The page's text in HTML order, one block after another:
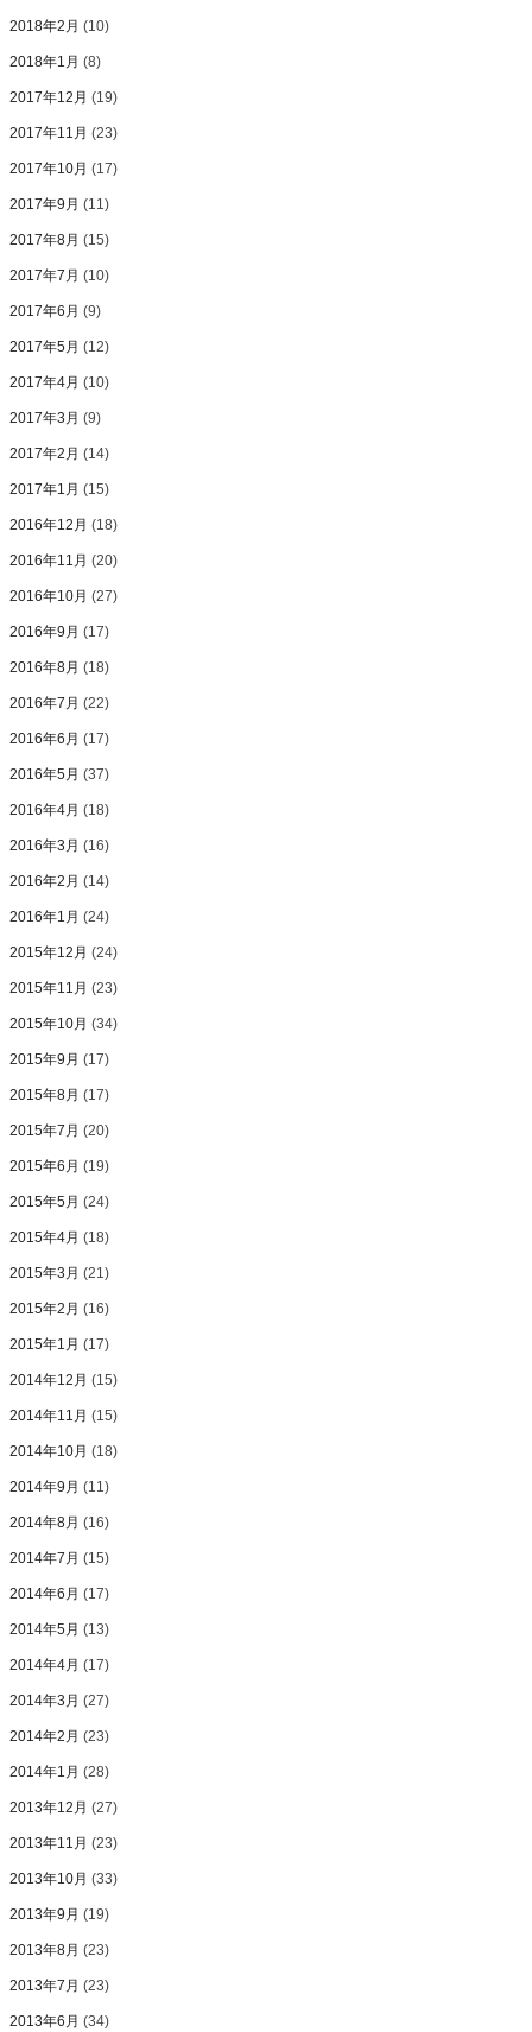
2018年2月 (10)
2018年1月 (8)
2017年12月 (19)
2017年11月 (23)
2017年10月 (17)
2017年9月 (11)
2017年8月 (15)
2017年7月 (10)
2017年6月 (9)
2017年5月 (12)
2017年4月 (10)
2017年3月 (9)
2017年2月 (14)
2017年1月 (15)
2016年12月 (18)
2016年11月 (20)
2016年10月 (27)
2016年9月 (17)
2016年8月 (18)
2016年7月 (22)
2016年6月 (17)
2016年5月 (37)
2016年4月 (18)
2016年3月 (16)
2016年2月 (14)
2016年1月 (24)
2015年12月 (24)
2015年11月 (23)
2015年10月 (34)
2015年9月 (17)
2015年8月 (17)
2015年7月 (20)
2015年6月 (19)
2015年5月 (24)
2015年4月 (18)
2015年3月 (21)
2015年2月 (16)
2015年1月 (17)
2014年12月 (15)
2014年11月 (15)
2014年10月 (18)
2014年9月 (11)
2014年8月 (16)
2014年7月 (15)
2014年6月 (17)
2014年5月 (13)
2014年4月 (17)
2014年3月 (27)
2014年2月 (23)
2014年1月 (28)
2013年12月 (27)
2013年11月 (23)
2013年10月 (33)
2013年9月 (19)
2013年8月 (23)
2013年7月 (23)
2013年6月 (34)